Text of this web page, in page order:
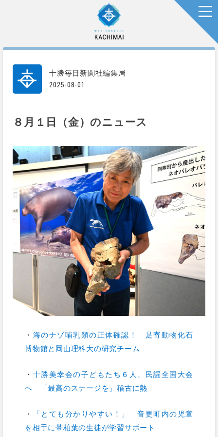
十勝毎日新聞社編集局
2025-08-01
８月１日（金）のニュース
・ 海のナゾ哺乳類の正体確認！ 足寄動物化石
博物館と岡山理科大の研究チーム
・ 十勝美幸会の子どもたち６人、民謡全国大会
へ 「最高のステージを」稽古に熱
・
「とても分かりやすい！」 音更町内の児童
を相手に帯柏葉の生徒が学習サポート